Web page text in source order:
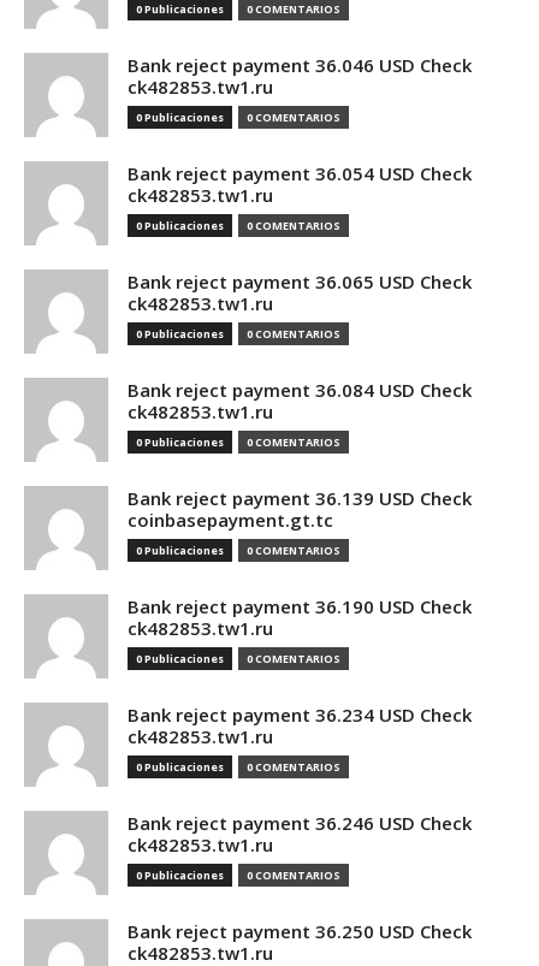
0 Publicaciones 0 COMENTARIOS
Bank reject payment 36.046 USD Check
ck482853.tw1.ru
0 Publicaciones 0 COMENTARIOS
Bank reject payment 36.054 USD Check
ck482853.tw1.ru
0 Publicaciones 0 COMENTARIOS
Bank reject payment 36.065 USD Check
ck482853.tw1.ru
0 Publicaciones 0 COMENTARIOS
Bank reject payment 36.084 USD Check
ck482853.tw1.ru
0 Publicaciones 0 COMENTARIOS
Bank reject payment 36.139 USD Check
coinbasepayment.gt.tc
0 Publicaciones 0 COMENTARIOS
Bank reject payment 36.190 USD Check
ck482853.tw1.ru
0 Publicaciones 0 COMENTARIOS
Bank reject payment 36.234 USD Check
ck482853.tw1.ru
0 Publicaciones 0 COMENTARIOS
Bank reject payment 36.246 USD Check
ck482853.tw1.ru
0 Publicaciones 0 COMENTARIOS
Bank reject payment 36.250 USD Check
ck482853.tw1.ru